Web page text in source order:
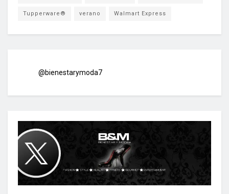
Tupperware® verano Walmart Express
@bienestarymoda7